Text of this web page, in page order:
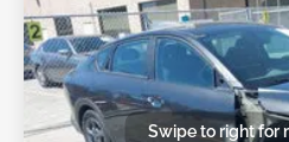
Swipe to right for